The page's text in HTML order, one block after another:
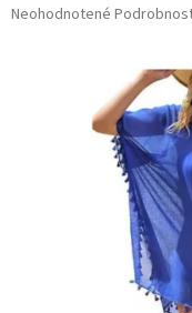
Priemerné
Neohodnotené